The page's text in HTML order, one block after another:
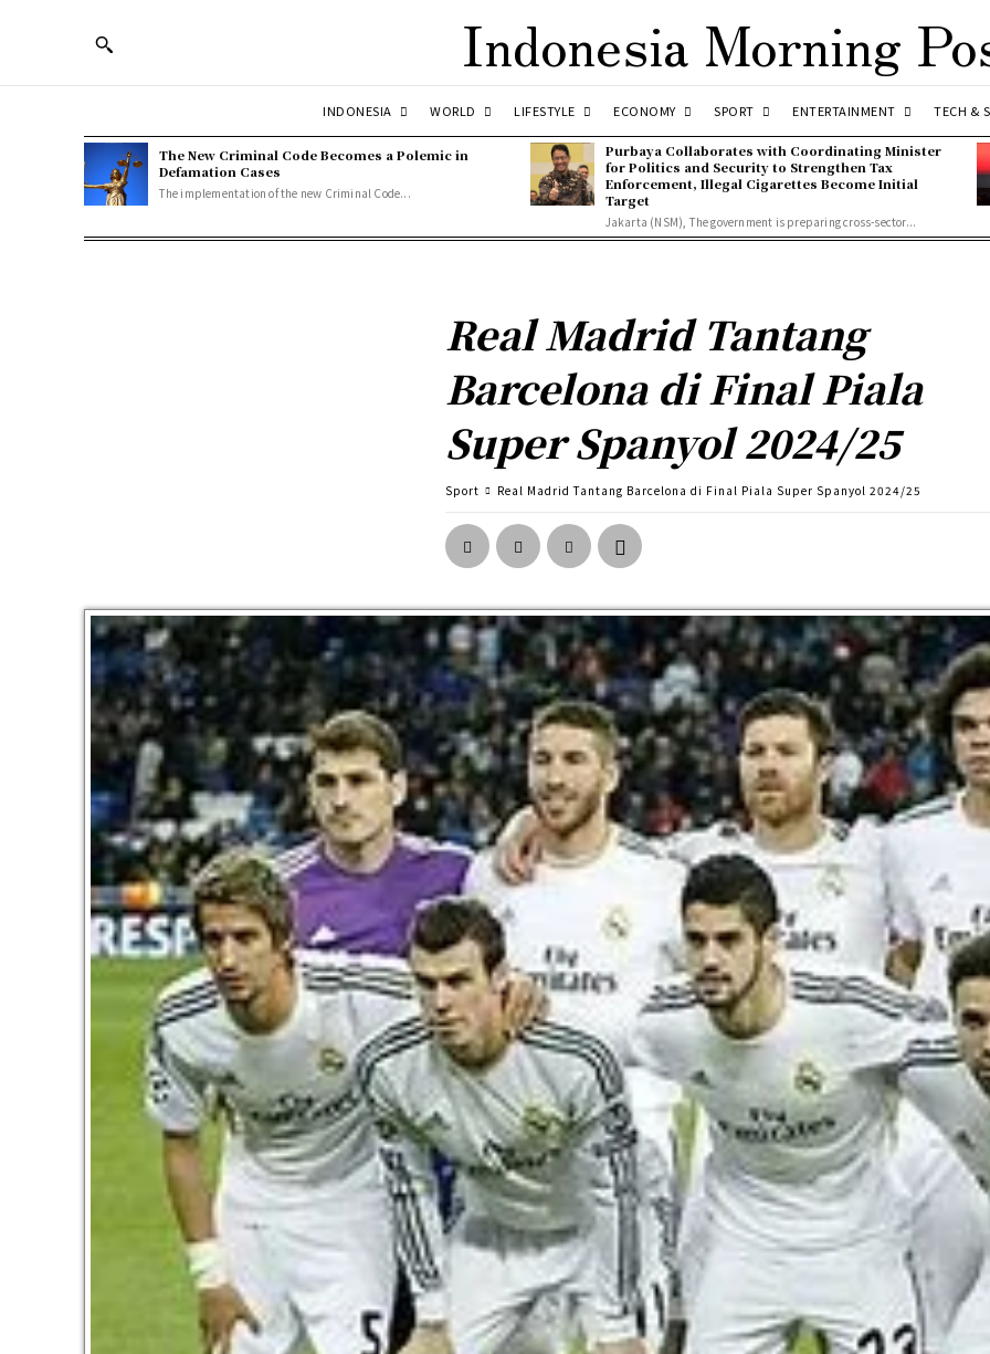
Indonesia Morning
INDONESIA WORLD LIFESTYLE ECONOMY SPORT ENTERTAINMENT TECH &
The New Criminal Code Becomes a Polemic in
Defamation Cases
The implementation of the new Criminal Code...
Purbaya Collaborates with Coordinating Minister
for Politics and Security to Strengthen Tax
Enforcement, Illegal Cigarettes Become Initial
Target
Jakarta (NSM), The government is preparing cross-sector...
Real Madrid Tantang
Barcelona di Final Piala
Super Spanyol 2024/25
Sport Real Madrid Tantang Barcelona di Final Piala Super Spanyol 2024/25